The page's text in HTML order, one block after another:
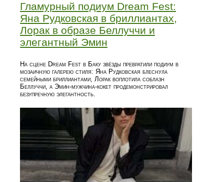
Гламурный подиум Dream Fest:
Яна Рудковская в бриллиантах,
Лорак в образе Беллуччи и
элегантный Эмин
На сцене Dream Fest в Баку звёзды превратили подиум в
мозаичную галерею стиля: Яна Рудковская блеснула
семейными бриллиантами, Лорак воплотила соблазн
Беллуччи, а Эмин‑мужчина‑кокет продемонстрировал
безупречную элегантность.